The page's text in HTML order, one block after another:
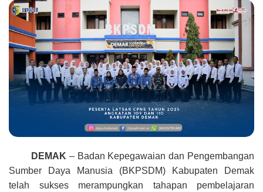
DEMAK – Badan Kepegawaian dan Pengembangan
Sumber Daya Manusia (BKPSDM) Kabupaten Demak
telah sukses merampungkan tahapan pembelajaran